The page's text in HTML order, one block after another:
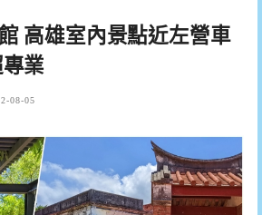
高雄室內景點近左營車
業
08-05